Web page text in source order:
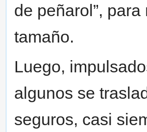
de peñarol”,
tamaño.
Luego,
algunos se
seguros, casi